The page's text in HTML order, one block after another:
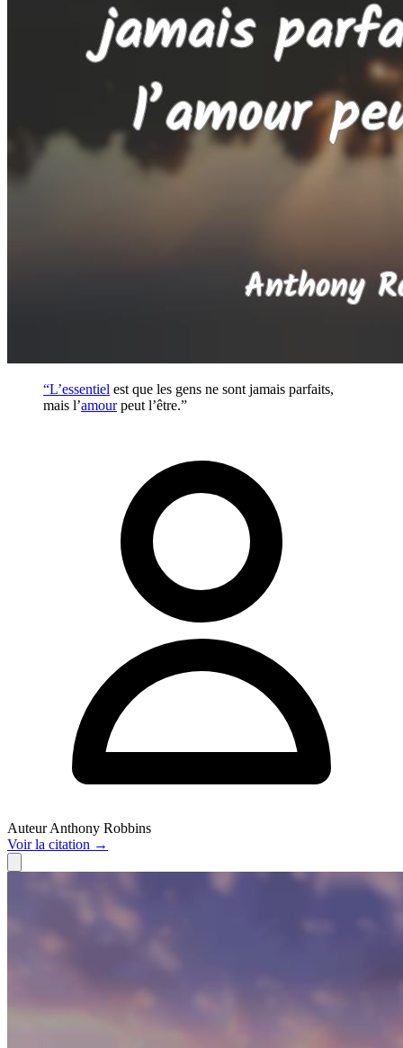
“L’essentiel est que les gens ne sont jamais parfaits,
mais l’amourpeut l’être.”
Auteur Anthony Robbins
Voirla citation →